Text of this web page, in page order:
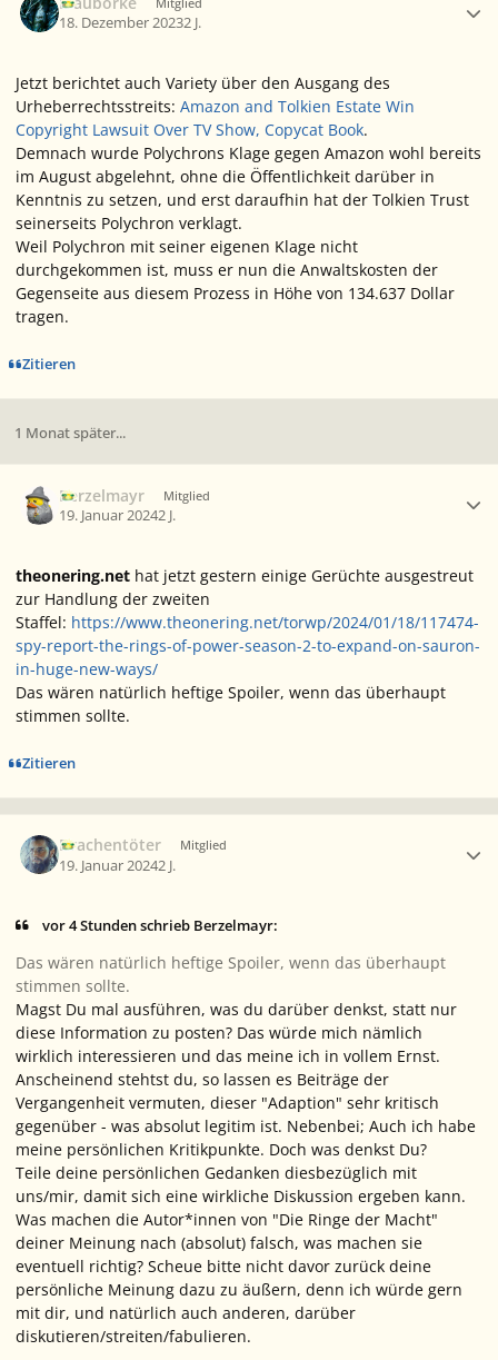
18. Dezember 20232 J.
Jetzt berichtet auch Variety über den Ausgang des
Urheberrechtsstreits: Amazon and Tolkien Estate Win
Copyright Lawsuit Over TV Show, Copycat Book.
Demnach wurde Polychrons Klage gegen Amazon wohl bereits
im August abgelehnt, ohne die Öffentlichkeit darüber in
Kenntnis zu setzen, und erst daraufhin hat der Tolkien Trust
seinerseits Polychron verklagt.
Weil Polychron mit seiner eigenen Klage nicht
durchgekommen ist, muss er nun die Anwaltskosten der
Gegenseite aus diesem Prozess in Höhe von 134.637 Dollar
tragen.
Zitieren
1 Monat später...
Berzelmayr Mitglied
19. Januar 20242 J.
theonering.net hat jetzt gestern einige Gerüchte ausgestreut
zur Handlung der zweiten
Staffel: https://www.theonering.net/torwp/2024/01/18/117474-
spy-report-the-rings-of-power-season-2-to-expand-on-sauron-
in-huge-new-ways/
Das wären natürlich heftige Spoiler, wenn das überhaupt
stimmen sollte.
Zitieren
Drachentöter Mitglied
19. Januar 20242 J.
vor 4 Stunden schrieb Berzelmayr:
Das wären natürlich heftige Spoiler, wenn das überhaupt
stimmen sollte.
Magst Du mal ausführen, was du darüber denkst, statt nur
diese Information zu posten? Das würde mich nämlich
wirklich interessieren und das meine ich in vollem Ernst.
Anscheinend stehtst du, so lassen es Beiträge der
Vergangenheit vermuten, dieser "Adaption" sehr kritisch
gegenüber - was absolut legitim ist. Nebenbei; Auch ich habe
meine persönlichen Kritikpunkte. Doch was denkst Du?
Teile deine persönlichen Gedanken diesbezüglich mit
uns/mir, damit sich eine wirkliche Diskussion ergeben kann.
Was machen die Autor*innen von "Die Ringe der Macht"
deiner Meinung nach (absolut) falsch, was machen sie
eventuell richtig? Scheue bitte nicht davor zurück deine
persönliche Meinung dazu zu äußern, denn ich würde gern
mit dir, und natürlich auch anderen, darüber
diskutieren/streiten/fabulieren.